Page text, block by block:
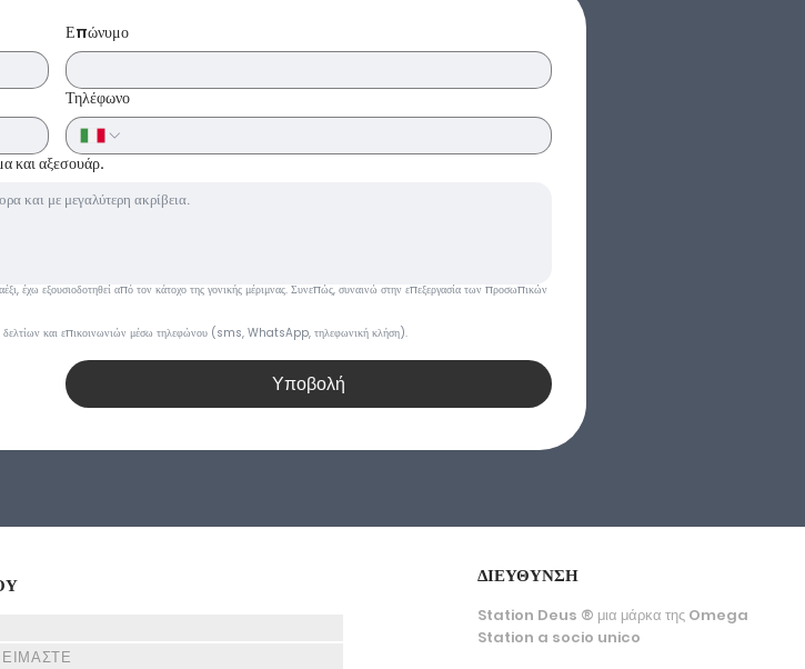
Επώνυμο
Τηλέφωνο
και αξεσουάρ.
έχω εξουσιοδοτηθεί από τον κάτοχο της γονικής μέριμνας. Συνεπώς, συναινώ στην επεξεργασία των προσωπικών
δελτίων και επικοινωνιών μέσω τηλεφώνου (sms, WhatsApp, τηλεφωνική κλήση).
Υποβολή
ΕΙΜΑΣΤΕ
ΔΙΕΥΘΥΝΣΗ
Station Deus ® μια μάρκα της Omega
Station a socio unico